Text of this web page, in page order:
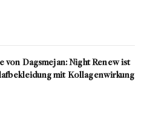
von Dagsmejan: Night Renew ist
mit Kollagenwirkung